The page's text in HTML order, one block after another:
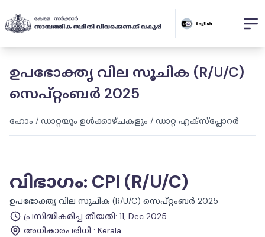
ഉപഭോക്തൃ വില സൂചിക (R/U/C)
സെപ്റ്റംബർ 2025
ഹോം / ഡാറ്റയും ഉൾക്കാഴ്ചകളും / ഡാറ്റ എക്സ്പ്ലോറർ
വിഭാഗം: CPI (R/U/C)
ഉപഭോക്തൃ വില സൂചിക (R/U/C) സെപ്റ്റംബർ 2025
പ്രസിദ്ധീകരിച്ച തീയതി: 11, Dec 2025
അധികാരപരിധി : Kerala